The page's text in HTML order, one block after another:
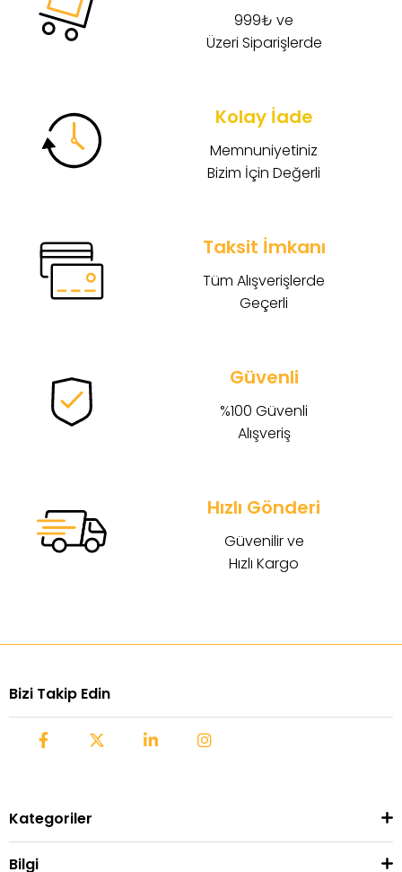
999₺ ve
Üzeri Siparişlerde
Kolay İade
Memnuniyetiniz
Bizim İçin Değerli
Taksit İmkanı
Tüm Alışverişlerde
Geçerli
Güvenli
%100 Güvenli
Alışveriş
Hızlı Gönderi
Güvenilir ve
Hızlı Kargo
Bizi Takip Edin
Kategoriler
Bilgi